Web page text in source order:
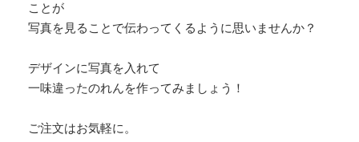
ことが
写真を見ることで伝わってくるように思いませんか？
デザインに写真を入れて
一味違ったのれんを作ってみましょう！
ご注文はお気軽に。